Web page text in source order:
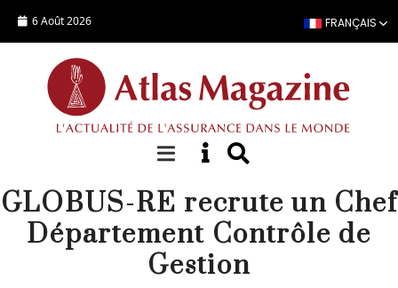
6 Août 2026 FRANÇAIS
OFFRE EMPLOI
GLOBUS-RE recrute un Chef
Département Contrôle de
Gestion